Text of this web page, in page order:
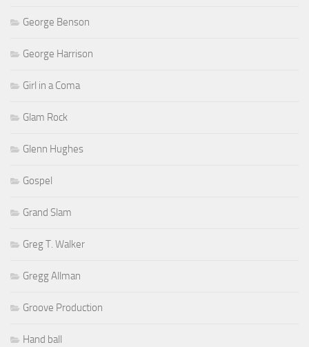
George Benson
George Harrison
Girl in a Coma
Glam Rock
Glenn Hughes
Gospel
Grand Slam
Greg T. Walker
Gregg Allman
Groove Production
Hand ball